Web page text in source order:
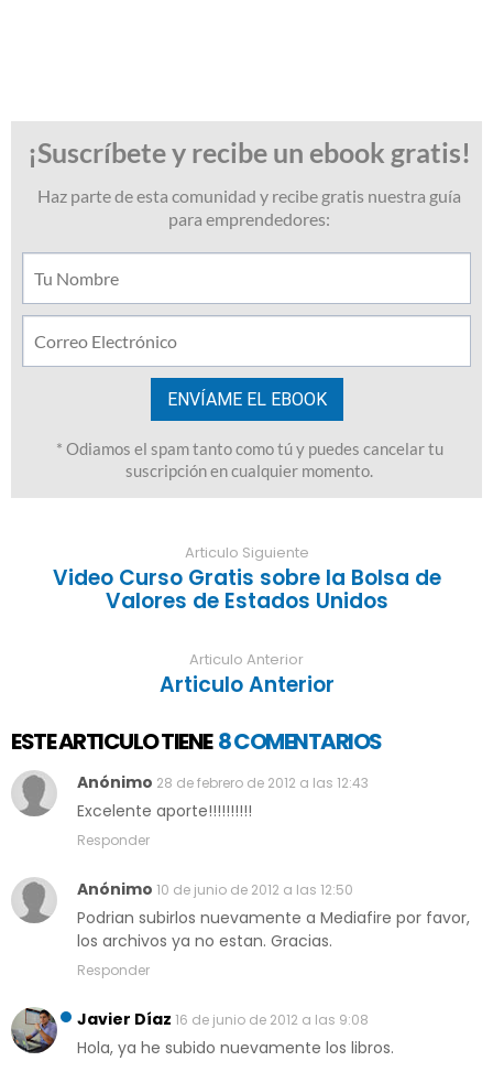
Articulo Siguiente
Video Curso Gratis sobre la Bolsa de
Valores de Estados Unidos
Articulo Anterior
Articulo Anterior
ESTE ARTICULO TIENE 8 COMENTARIOS
Anónimo 28 de febrero de 2012 a las 12:43
Excelente aporte!!!!!!!!!!
Responder
Anónimo 10 de junio de 2012 a las 12:50
Podrian subirlos nuevamente a Mediafire por favor,
los archivos ya no estan. Gracias.
Responder
Javier Díaz 16 de junio de 2012 a las 9:08
Hola, ya he subido nuevamente los libros.